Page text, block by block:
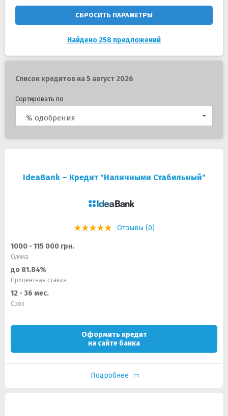
СБРОСИТЬ ПАРАМЕТРЫ
Найдено 258 предложений
Список кредитов на 5 август 2026
Сортировать по
% одобрения
IdeaBank – Кредит "Наличными Стабильный"
Отзывы (0)
1000 - 115 000 грн.
Сумма
до 81.84%
Процентная ставка
12 - 36 мес.
Срок
Оформить кредит
на сайте банка
Подробнее